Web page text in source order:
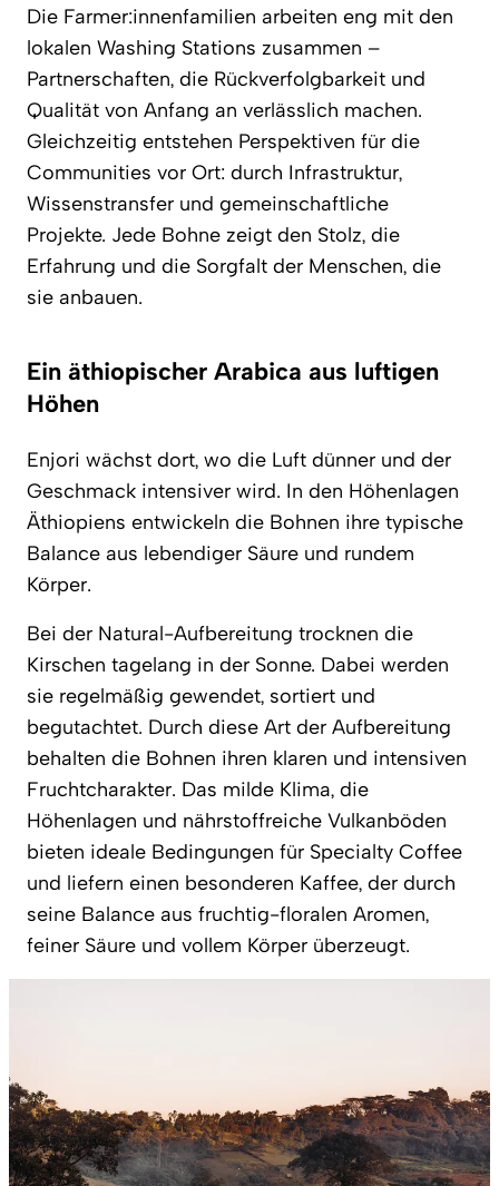
Die Farmer:innenfamilien arbeiten eng mit den
lokalen Washing Stations zusammen –
Partnerschaften, die Rückverfolgbarkeit und
Qualität von Anfang an verlässlich machen.
Gleichzeitig entstehen Perspektiven für die
Communities vor Ort: durch Infrastruktur,
Wissenstransfer und gemeinschaftliche
Projekte. Jede Bohne zeigt den Stolz, die
Erfahrung und die Sorgfalt der Menschen, die
sie anbauen.
Ein äthiopischer Arabica aus luftigen
Höhen
Enjori wächst dort, wo die Luft dünner und der
Geschmack intensiver wird. In den Höhenlagen
Äthiopiens entwickeln die Bohnen ihre typische
Balance aus lebendiger Säure und rundem
Körper.
Bei der Natural-Aufbereitung trocknen die
Kirschen tagelang in der Sonne. Dabei werden
sie regelmäßig gewendet, sortiert und
begutachtet. Durch diese Art der Aufbereitung
behalten die Bohnen ihren klaren und intensiven
Fruchtcharakter. Das milde Klima, die
Höhenlagen und nährstoffreiche Vulkanböden
bieten ideale Bedingungen für Specialty Coffee
und liefern einen besonderen Kaffee, der durch
seine Balance aus fruchtig-floralen Aromen,
feiner Säure und vollem Körper überzeugt.